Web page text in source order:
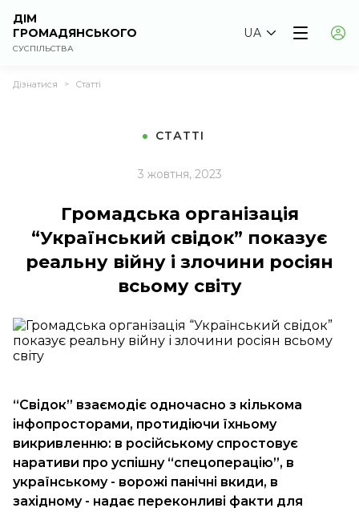
ДІМ
ГРОМАДЯНСЬКОГО
СУСПІЛЬСТВА
UA
Дізнатися > Статті
СТАТТІ
3 жовтня, 2023
Громадська організація
“Український свідок” показує
реальну війну і злочини росіян
всьому світу
“Свідок” взаємодіє одночасно з кількома
інфопросторами, протидіючи їхньому
викривленню: в російському спростовує
наративи про успішну “спецоперацію”, в
українському - ворожі панічні вкиди, в
західному - надає переконливі факти для